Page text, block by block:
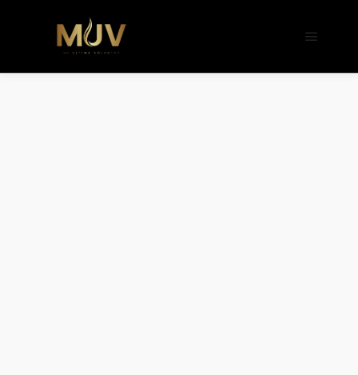
��������p�SVT�(w��
��x�;�-
撆R��x�ZMz�7v��IW���/d��ٞ�Тז�c�ZM~�ji�� ߒ��sQz�����Ԡ��DW��3�De�n"��M�+/